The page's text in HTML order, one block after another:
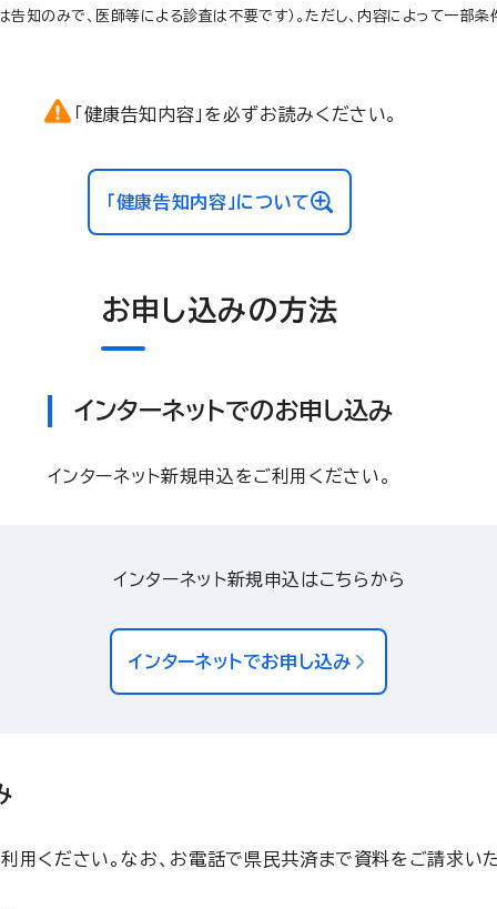
告知のみで、医師等による診査は不要です）。ただし、内容によって一
「健康告知内容」を必ずお読みください。
「健康告知内容」について
お申し込みの方法
インターネットでのお申し込み
インターネット新規申込をご利用ください。
インターネット新規申込はこちらから
インターネットでお申し込み
用ください。なお、お電話で県民共済まで資料をご請求い